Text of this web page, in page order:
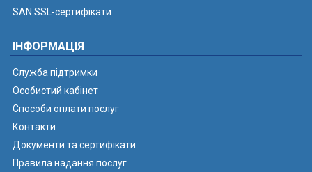
SAN SSL-сертифікати
ІНФОРМАЦІЯ
Служба підтримки
Особистий кабінет
Способи оплати послуг
Контакти
Документи та сертифікати
Правила надання послуг